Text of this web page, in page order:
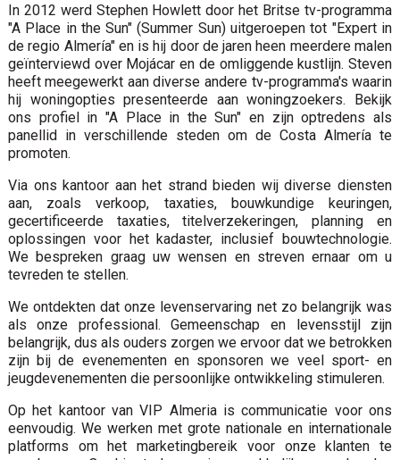
In 2012 werd Stephen Howlett door het Britse tv-programma
"A Place in the Sun" (Summer Sun) uitgeroepen tot "Expert in
de regio Almería" en is hij door de jaren heen meerdere malen
geïnterviewd over Mojácar en de omliggende kustlijn. Steven
heeft meegewerkt aan diverse andere tv-programma's waarin
hij woningopties presenteerde aan woningzoekers. Bekijk
ons ​​profiel in "A Place in the Sun" en zijn optredens als
panellid in verschillende steden om de Costa Almería te
promoten.
Via ons kantoor aan het strand bieden wij diverse diensten
aan, zoals verkoop, taxaties, bouwkundige keuringen,
gecertificeerde taxaties, titelverzekeringen, planning en
oplossingen voor het kadaster, inclusief bouwtechnologie.
We bespreken graag uw wensen en streven ernaar om u
tevreden te stellen.
We ontdekten dat onze levenservaring net zo belangrijk was
als onze professional. Gemeenschap en levensstijl zijn
belangrijk, dus als ouders zorgen we ervoor dat we betrokken
zijn bij de evenementen en sponsoren we veel sport- en
jeugdevenementen die persoonlijke ontwikkeling stimuleren.
Op het kantoor van VIP Almeria is communicatie voor ons
eenvoudig. We werken met grote nationale en internationale
platforms om het marketingbereik voor onze klanten te